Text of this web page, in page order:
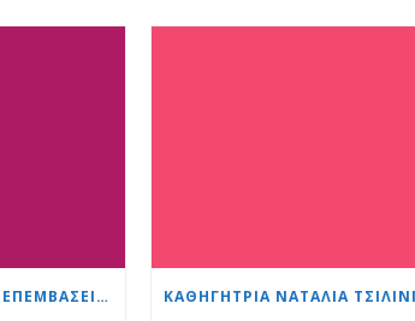
1.500 ΡΟΜΠΟΤΙΚΈΣ ΕΠΕΜΒΆΣΕΙΣ ΜΕ ΤΟ ΣΎΣΤΗΜΑ DA VINCI: ΤΟ «ΚΑΡΔΙΆ ΚΑΙ ΕΓΚΈΦΑΛΟΣ» ΕΔΡΑΙΏΝΕΙ ΤΗΝ ΗΓΕΤΙΚΉ ΤΟΥ ΘΈΣΗ ΣΤΗΝ ΟΥΡΟΛΟΓΊΑ